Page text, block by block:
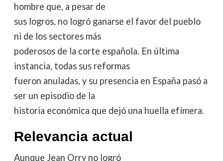
hombre que, a pesar de
sus logros, no logró ganarse el favor del pueblo
ni de los sectores más
poderosos de la corte española. En última
instancia, todas sus reformas
fueron anuladas, y su presencia en España pasó a
ser un episodio de la
historia económica que dejó una huella efímera.
Relevancia actual
Aunque Jean Orry no logró